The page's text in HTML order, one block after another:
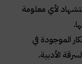
لأي معلومة
الموجودة في
الأدبية.